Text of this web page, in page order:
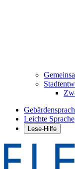
Leichte Sprache
Lese-Hilfe